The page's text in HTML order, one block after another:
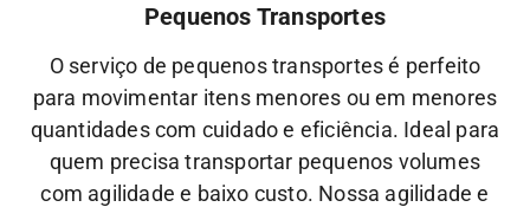
Pequenos Transportes
O serviço de pequenos transportes é perfeito
para movimentar itens menores ou em menores
quantidades com cuidado e eficiência. Ideal para
quem precisa transportar pequenos volumes
com agilidade e baixo custo. Nossa agilidade e